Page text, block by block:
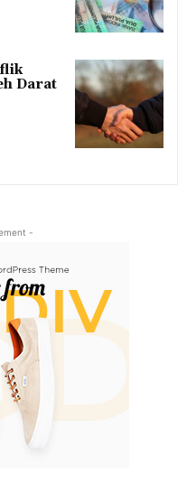
Darat
-